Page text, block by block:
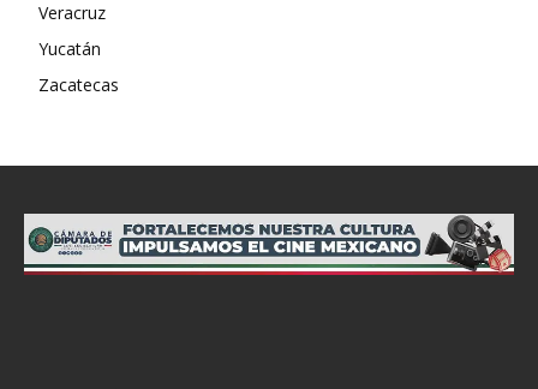
Veracruz
Yucatán
Zacatecas